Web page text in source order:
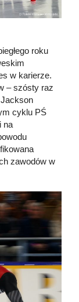
roku
w karierze.
– szósty raz
cyklu PŚ
na
zawodów w